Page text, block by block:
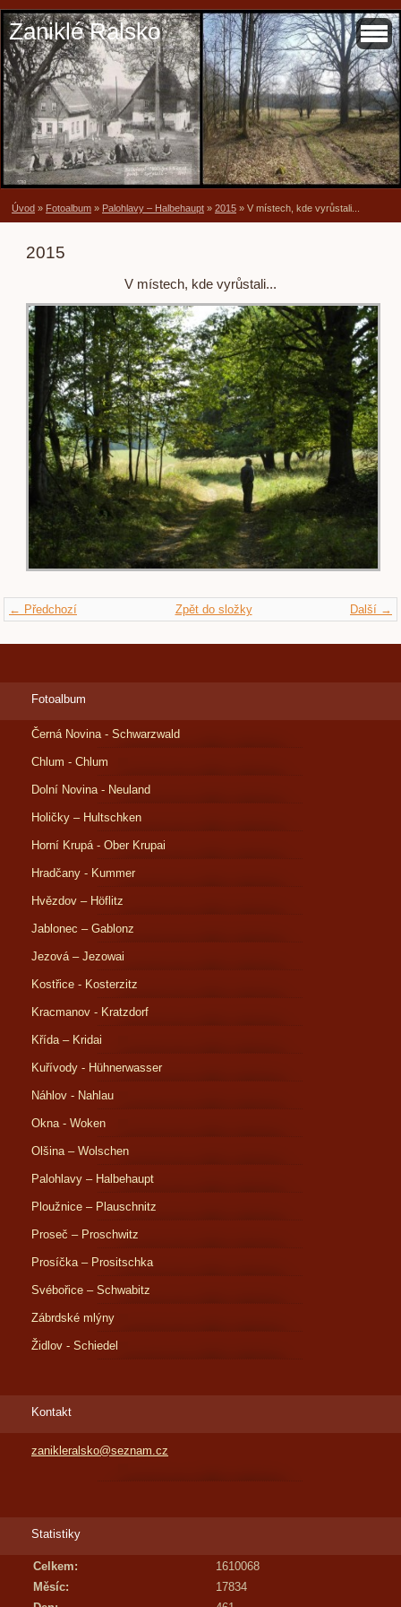
Zaniklé Ralsko
Úvod » Fotoalbum » Palohlavy – Halbehaupt » 2015 » V místech, kde vyrůstali...
2015
V místech, kde vyrůstali...
← Předchozí Další →
Zpět do složky
Fotoalbum
Černá Novina - Schwarzwald
Chlum - Chlum
Dolní Novina - Neuland
Holičky – Hultschken
Horní Krupá - Ober Krupai
Hradčany - Kummer
Hvězdov – Höflitz
Jablonec – Gablonz
Jezová – Jezowai
Kostřice - Kosterzitz
Kracmanov - Kratzdorf
Křída – Kridai
Kuřívody - Hühnerwasser
Náhlov - Nahlau
Okna - Woken
Olšina – Wolschen
Palohlavy – Halbehaupt
Ploužnice – Plauschnitz
Proseč – Proschwitz
Prosíčka – Prositschka
Svébořice – Schwabitz
Zábrdské mlýny
Židlov - Schiedel
Kontakt
zanikleralsko@seznam.cz
Statistiky
Celkem:
1610068
Měsíc:
17834